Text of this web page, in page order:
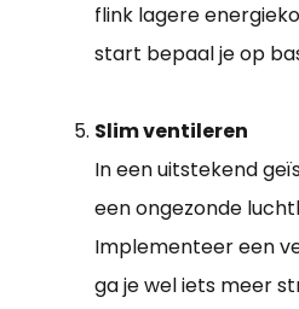
flink lagere
start bepaal je op
Slim ventileren
In een uitstekend
een ongezonde
Implementeer een
ga je wel iets meer